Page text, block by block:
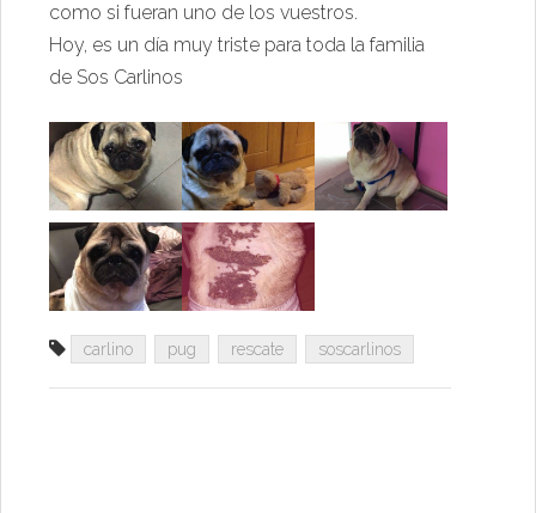
como si fueran uno de los vuestros.
Hoy, es un día muy triste para toda la familia
de Sos Carlinos
carlino pug rescate soscarlinos